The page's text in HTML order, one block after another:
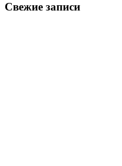
Свежие записи